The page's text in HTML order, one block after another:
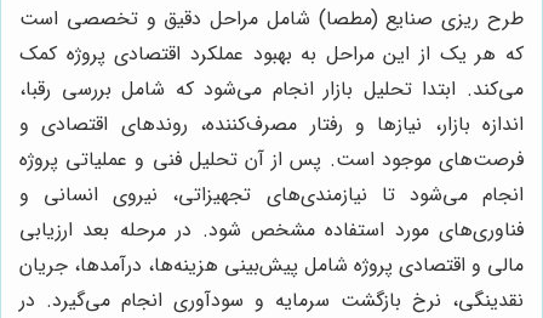
طرح ریزی صنایع (مطصا) شامل مراحل دقیق و تخصصی است
که هر یک از این مراحل به بهبود عملکرد اقتصادی پروژه کمک
می‌کند. ابتدا تحلیل بازار انجام می‌شود که شامل بررسی رقبا،
اندازه بازار، نیازها و رفتار مصرف‌کننده، روندهای اقتصادی و
فرصت‌های موجود است. پس از آن تحلیل فنی و عملیاتی پروژه
انجام می‌شود تا نیازمندی‌های تجهیزاتی، نیروی انسانی و
فناوری‌های مورد استفاده مشخص شود. در مرحله بعد ارزیابی
مالی و اقتصادی پروژه شامل پیش‌بینی هزینه‌ها، درآمدها، جریان
نقدینگی، نرخ بازگشت سرمایه و سودآوری انجام می‌گیرد. در